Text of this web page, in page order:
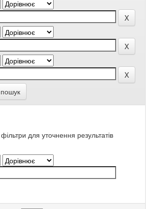
для уточнення результатів